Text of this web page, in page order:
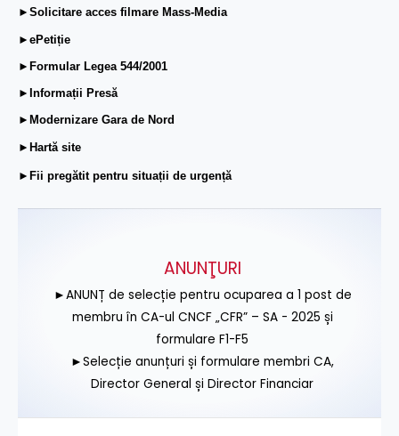
►Solicitare acces filmare Mass-Media
►ePetiție
►Formular Legea 544/2001
►Informații Presă
►Modernizare Gara de Nord
►Hartă site
►Fii pregătit pentru situații de urgență
ANUNŢURI
►ANUNȚ de selecție pentru ocuparea a 1 post de
membru în CA-ul CNCF „CFR” – SA - 2025 și
formulare F1-F5
►Selecție anunțuri și formulare membri CA,
Director General și Director Financiar